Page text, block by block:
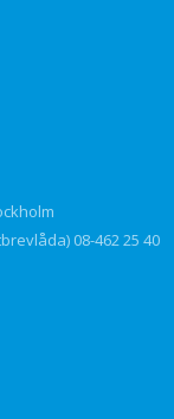
08-462 25 40